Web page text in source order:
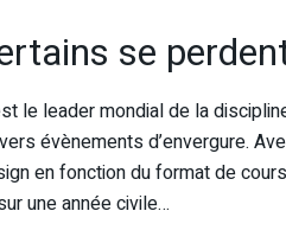
se
le leader mondial de la
évènements d’envergure.
en fonction du format de
une année civile…